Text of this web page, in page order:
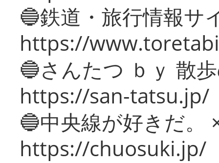
🔵鉄道・旅行情報サ
https://
🔵さんたつ ｂｙ 散
https://san-tatsu.jp/
🔵中央線が好きだ。
https://chuosuki.jp/